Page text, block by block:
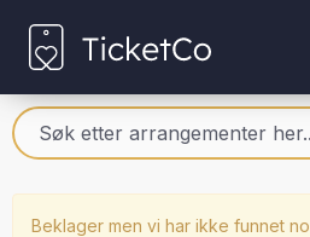
Beklager men vi har ikke funnet